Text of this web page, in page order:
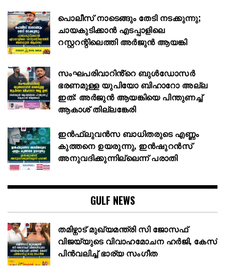
പൊലീസ് നാടെങ്ങും തേടി നടക്കുന്നു;
ചായകുടിക്കാൻ എടപ്പാളിലെ
റസ്റ്ററന്റിലെത്തി അർജുൻ ആയങ്കി
സംഘപരിവാറിൻ്റെ ബുള്‍ഡോസര്‍
ഭരണമുള്ള യുപിയോ ബിഹാറോ അല്ല
ഇത്: അര്‍ജുന്‍ ആയങ്കിയെ പിന്തുണച്ച്
ആകാശ് തില്ലങ്കേരി
ഇൻഫ്ലുവൻസ ബാധിതരുടെ എണ്ണം
കുത്തനെ ഉയരുന്നു, ഇൻഷുറൻസ്
അനുവദിക്കുന്നില്ലെന്ന് പരാതി
GULF NEWS
തമിഴ്നാട് മുഖ്യമന്ത്രി സി ജോസഫ്
വിജയ്‌യുടെ വിവാഹമോചന ഹർജി, കേസ്
പിൻവലിച്ച് ഭാര്യ സംഗീത